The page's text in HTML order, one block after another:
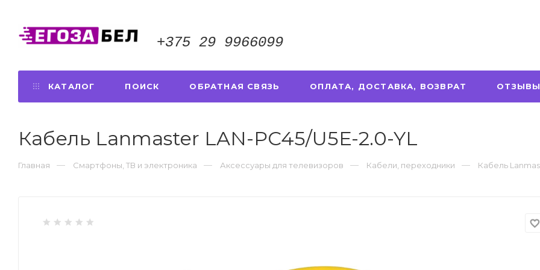
+375 29 9966099
КАТАЛОГ ПОИСК ОБРАТНАЯ СВЯЗЬ ОПЛАТА, ДОСТАВКА, ВОЗВРАТ ОТЗЫВЫ
Кабель Lanmaster LAN-PC45/U5E-2.0-YL
Главная Смартфоны, ТВ и электроника Аксессуары для телевизоров Кабели, переходники Кабель
favorite_border